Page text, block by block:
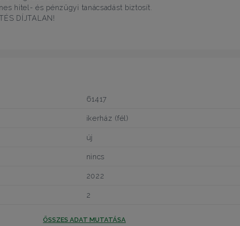
hitel- és pénzügyi tanácsadást biztosít.
DÍJTALAN!
61417
ikerház (fél)
új
nincs
2022
2
ÖSSZES ADAT MUTATÁSA